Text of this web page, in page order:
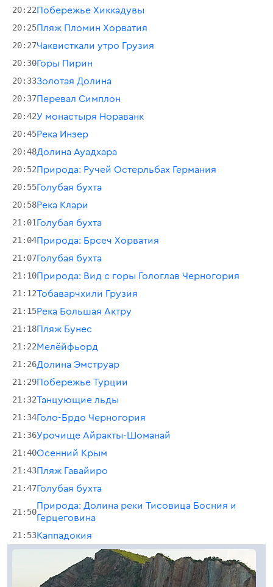
20:22Побережье Хиккадувы
20:25Пляж Пломин Хорватия
20:27Чаквисткали утро Грузия
20:30Горы Пирин
20:33Золотая Долина
20:37Перевал Симплон
20:42У монастыря Нораванк
20:45Река Инзер
20:48Долина Ауадхара
20:52Природа: Ручей Остерльбах Германия
20:55Голубая бухта
20:58Река Клари
21:01Голубая бухта
21:04Природа: Брсеч Хорватия
21:07Голубая бухта
21:10Природа: Вид с горы Гологлав Черногория
21:12Тобаварчхили Грузия
21:15Река Большая Актру
21:18Пляж Бунес
21:22Мелёйфьорд
21:26Долина Эмструар
21:29Побережье Турции
21:32Танцующие льды
21:34Голо-Брдо Черногория
21:36Урочище Айракты-Шоманай
21:40Осенний Крым
21:43Пляж Гавайиро
21:47Голубая бухта
21:50
Природа: Долина реки Тисовица Босния и
Герцеговина
21:53Каппадокия